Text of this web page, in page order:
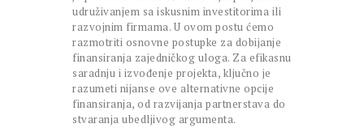
udruživanjem sa iskusnim investitorima ili
razvojnim firmama. U ovom postu ćemo
razmotriti osnovne postupke za dobijanje
finansiranja zajedničkog uloga. Za efikasnu
saradnju i izvođenje projekta, ključno je
razumeti nijanse ove alternativne opcije
finansiranja, od razvijanja partnerstava do
stvaranja ubedljivog argumenta.